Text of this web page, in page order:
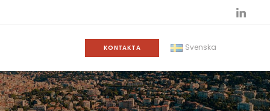
KONTAKTA Svenska